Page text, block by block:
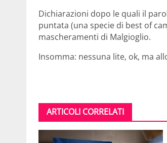
Dichiarazioni dopo le quali il
puntata (una specie di best of
mascheramenti di Malgioglio.
Insomma: nessuna lite, ok, ma
ARTICOLI CORRELATI